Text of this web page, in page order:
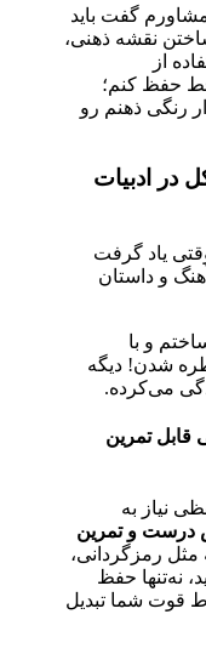
گفت باید
نقشه ذهنی،
از
حفظ کنم؛
رنگی ذهنم رو
در ادبیات
یاد گرفت
و داستان
و با
شدن! دیگه
می‌کرده.
قابل تمرین
نیاز به
و تمرین
مثل رمزگردانی،
نه‌تنها حفظ
قوت شما تبدیل